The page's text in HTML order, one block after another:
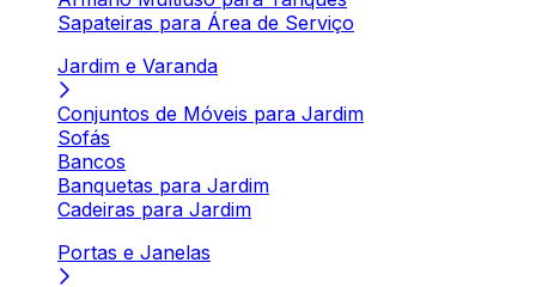
Sapateiras para Área de Serviço
Jardim e Varanda
Conjuntos de Móveis para Jardim
Sofás
Bancos
Banquetas para Jardim
Cadeiras para Jardim
Portas e Janelas